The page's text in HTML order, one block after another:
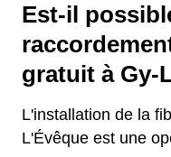
Est-il
gratuit à Gy-
L'installation de la
L'Évêque est une